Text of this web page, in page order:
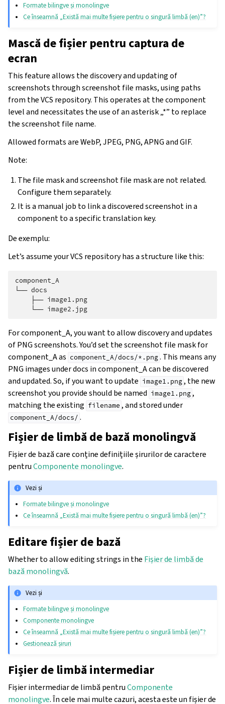
Formate bilingve și monolingve
Ce înseamnă „Există mai multe fișiere pentru o singură limbă (en)”?
Mască de fișier pentru captura de
ecran
This feature allows the discovery and updating of
screenshots through screenshot file masks, using paths
from the VCS repository. This operates at the component
level and necessitates the use of an asterisk „*” to replace
the screenshot file name.
Allowed formats are WebP, JPEG, PNG, APNG and GIF.
Note:
The file mask and screenshot file mask are not related.
Configure them separately.
It is a manual job to link a discovered screenshot in a
component to a specific translation key.
De exemplu:
Let’s assume your VCS repository has a structure like this:
component_A
└── docs
    ├── image1.png
For component_A, you want to allow discovery and updates
of PNG screenshots. You’d set the screenshot file mask for
component_A as component_A/docs/*.png . This means any
PNG images under docs in component_A can be discovered
and updated. So, if you want to update image1.png , the new
screenshot you provide should be named image1.png ,
matching the existing filename , and stored under
component_A/docs/ .
Fișier de limbă de bază monolingvă
Fișier de bază care conține definițiile șirurilor de caractere
pentruComponente monolingve.
Vezi și
Formate bilingve și monolingve
Ce înseamnă „Există mai multe fișiere pentru o singură limbă (en)”?
Editare fișier de bază
Whether to allow editing strings in the Fișier de limbă de
bază monolingvă.
Vezi și
Formate bilingve și monolingve
Componente monolingve
Ce înseamnă „Există mai multe fișiere pentru o singură limbă (en)”?
Gestionează șiruri
Fișier de limbă intermediar
Fișier intermediar de limbă pentruComponente
monolingve. În cele mai multe cazuri, acesta este un fișier de